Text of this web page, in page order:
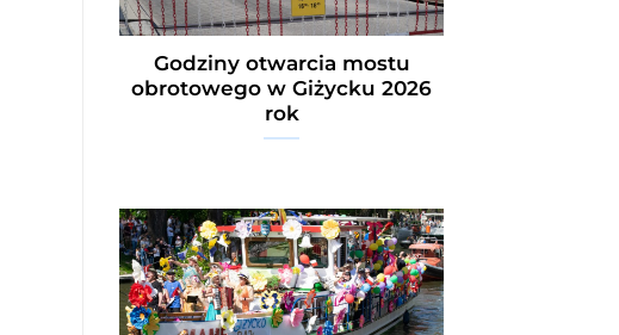
Godziny otwarcia mostu
obrotowego w Giżycku 2026
rok